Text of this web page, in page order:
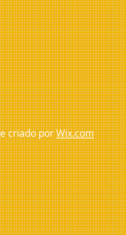
criado porWix.com